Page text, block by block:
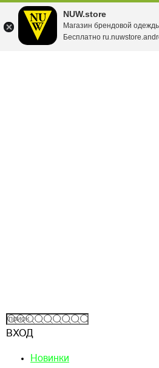
NUW.store
Магазин брендовой
Бесплатно
ВХОД
Новинки